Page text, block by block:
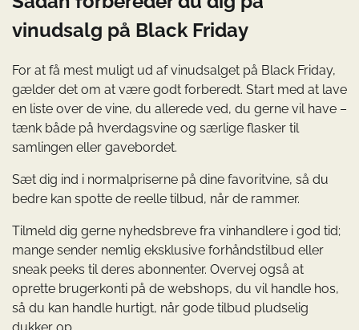
vinudsalg på Black Friday
For at få mest muligt ud af vinudsalget på Black Friday,
gælder det om at være godt forberedt. Start med at lave
en liste over de vine, du allerede ved, du gerne vil have –
tænk både på hverdagsvine og særlige flasker til
samlingen eller gavebordet.
Sæt dig ind i normalpriserne på dine favoritvine, så du
bedre kan spotte de reelle tilbud, når de rammer.
Tilmeld dig gerne nyhedsbreve fra vinhandlere i god tid;
mange sender nemlig eksklusive forhåndstilbud eller
sneak peeks til deres abonnenter. Overvej også at
oprette brugerkonti på de webshops, du vil handle hos,
så du kan handle hurtigt, når gode tilbud pludselig
dukker op.